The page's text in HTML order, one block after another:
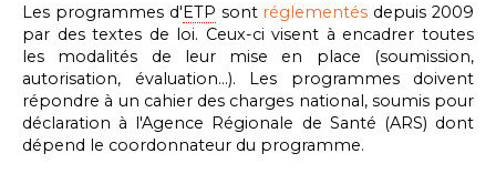
Les programmes d'ETP sont réglementés depuis 2009
par des textes de loi. Ceux-ci visent à encadrer toutes
les modalités de leur mise en place (soumission,
autorisation, évaluation...). Les programmes doivent
répondre à un cahier des charges national, soumis pour
déclaration à l'Agence Régionale de Santé (ARS) dont
dépend le coordonnateur du programme.